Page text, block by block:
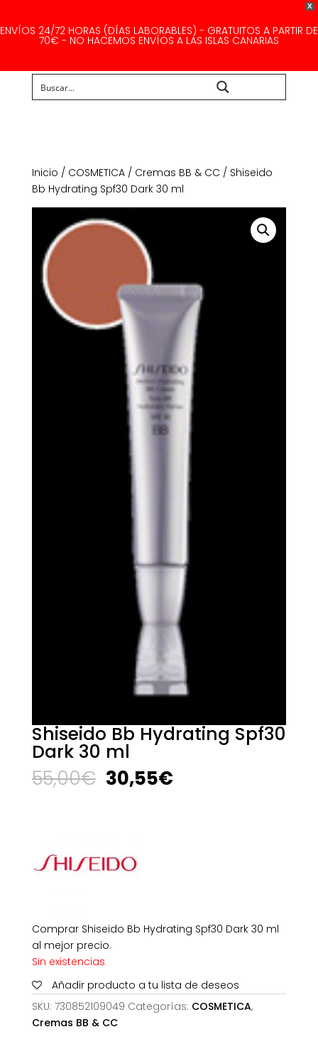
X
ENVÍOS 24/72 HORAS (DÍAS LABORABLES) - GRATUITOS A PARTIR DE
70€ - NO HACEMOS ENVÍOS A LAS ISLAS CANARIAS
Inicio / COSMETICA/ Cremas BB & CC / Shiseido
Bb Hydrating Spf30 Dark 30 ml
Shiseido Bb Hydrating Spf30
Dark 30 ml
55,00€ El
precio
30,55€El
Comprar Shiseido Bb Hydrating Spf30 Dark 30 ml
al mejor precio.
Sin existencias
Añadir producto a tu lista de deseos
SKU: 730852109049 Categorías: COSMETICA,
Cremas BB & CC